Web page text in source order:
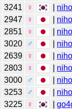
3241 ♀
2947 ♀
2851 ♀
3020 ♂
2639 ♀
2803 ♀
3000 ♂
3253 ♂
3225 ♀ |